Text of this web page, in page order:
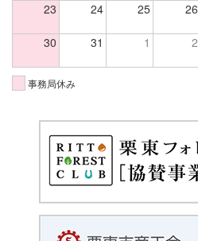
23 24 25 26
30 31 1 2
事務局休み